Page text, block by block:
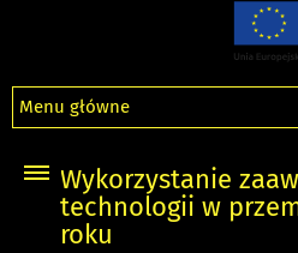
Menu główne
Wykorzystanie
technologii w
roku